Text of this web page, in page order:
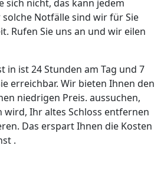
sich nicht, das kann jedem
Notfälle sind wir für Sie
Rufen Sie uns an und wir eilen
in ist 24 Stunden am Tag und 7
erreichbar. Wir bieten Ihnen den
niedrigen Preis. aussuchen,
wird, Ihr altes Schloss entfernen
Das erspart Ihnen die Kosten
.